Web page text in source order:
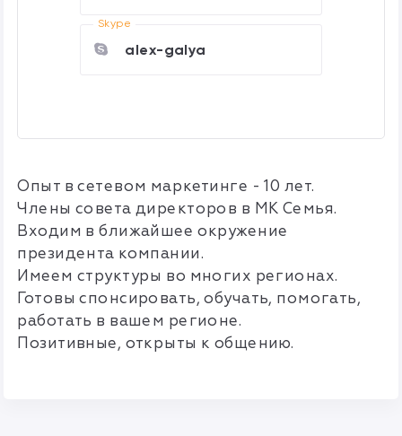
Skype
alex-galya
Опыт в сетевом маркетинге - 10 лет.
Члены совета директоров в МК Семья.
Входим в ближайшее окружение
президента компании.
Имеем структуры во многих регионах.
Готовы спонсировать, обучать, помогать,
работать в вашем регионе.
Позитивные, открыты к общению.